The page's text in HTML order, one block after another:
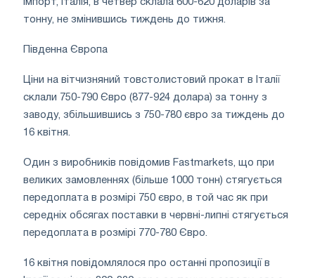
тонну, не змінившись тиждень до тижня.
Південна Європа
Ціни на вітчизняний товстолистовий прокат в Італії
склали 750-790 Євро (877-924 долара) за тонну з
заводу, збільшившись з 750-780 євро за тиждень до
16 квітня.
Один з виробників повідомив Fastmarkets, що при
великих замовленнях (більше 1000 тонн) стягується
передоплата в розмірі 750 євро, в той час як при
середніх обсягах поставки в червні-липні стягується
передоплата в розмірі 770-780 Євро.
16 квітня повідомлялося про останні пропозиції в